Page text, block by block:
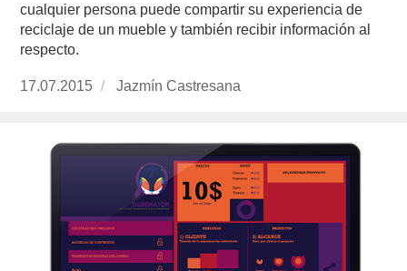
cualquier persona puede compartir su experiencia de
reciclaje de un mueble y también recibir información al
respecto.
Publicado
17.07.2015
https://www.experimenta.es/author/jazmin-
Jazmín Castresana